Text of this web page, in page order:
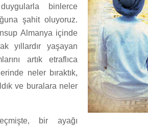
binlerce
şahit oluyoruz.
Almanya içinde
yıllardır yaşayan
artık etraflıca
neler bıraktık,
ve buralara neler
bir ayağı